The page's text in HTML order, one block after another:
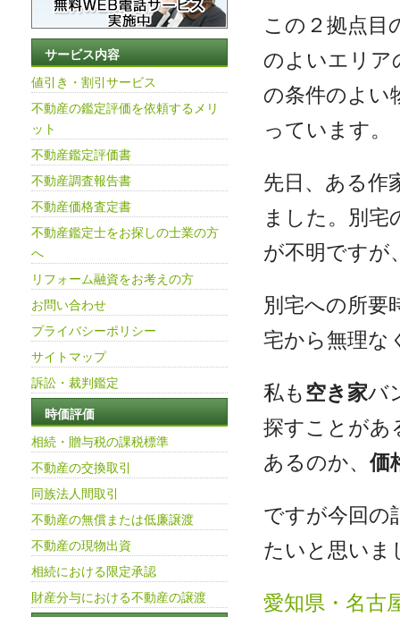
この２拠点目
のよいエリア
の条件のよい
っています。
先日、ある作
ました。別宅
が不明ですが
別宅への所要
宅から無理な
私も空き家バ
探すことがあ
あるのか、価
ですが今回の
たいと思いま
愛知県・名古
サービス内容
値引き・割引サービス
不動産の鑑定評価を依頼するメリ
ット
不動産鑑定評価書
不動産調査報告書
不動産価格査定書
不動産鑑定士をお探しの士業の方
へ
リフォーム融資をお考えの方
お問い合わせ
プライバシーポリシー
サイトマップ
訴訟・裁判鑑定
時価評価
相続・贈与税の課税標準
不動産の交換取引
同族法人間取引
不動産の無償または低廉譲渡
不動産の現物出資
相続における限定承認
財産分与における不動産の譲渡